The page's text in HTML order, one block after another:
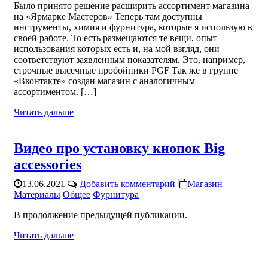
Было принято решение расширить ассортимент магазина
на «Ярмарке Мастеров» Теперь там доступны
инструменты, химия и фурнитура, которые я использую в
своей работе. То есть размещаются те вещи, опыт
использования которых есть и, на мой взгляд, они
соответствуют заявленным показателям. Это, например,
строчные высечные пробойники PGF Так же в группе
«Вконтакте» создан магазин с аналогичным
ассортиментом. […]
Читать дальше
Видео про установку кнопок Big
accessories
13.06.2021 Добавить комментарий
Магазин
Материалы Общее Фурнитура
В продолжение предыдущей публикации.
Читать дальше